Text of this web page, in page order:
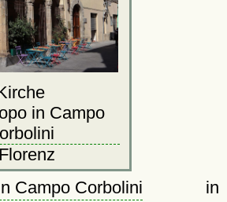
in Campo
Campo Corbolini in